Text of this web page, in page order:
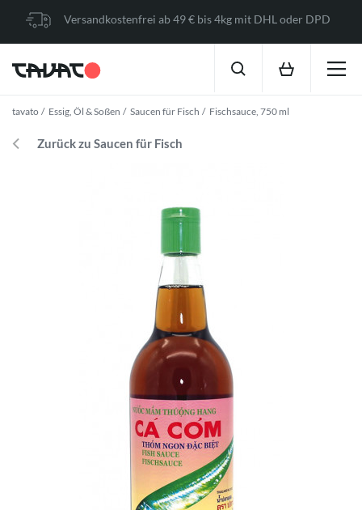
Versandkostenfrei ab 49 € bis 4kg mit DHL oder DPD
tavato Essig, Öl & Soßen Saucen für Fisch Fischsauce, 750 ml
Zurück zu Saucen für Fisch